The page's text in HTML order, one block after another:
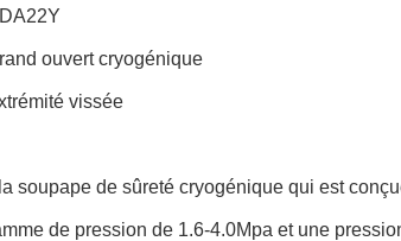
ouvert cryogénique
vissée
soupape de sûreté cryogénique qui est
de pression de 1.6-4.0Mpa et une